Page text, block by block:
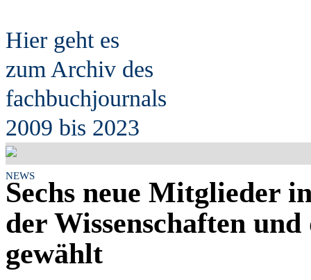
Hier geht es
zum Archiv des
fachbuchjournals
2009 bis 2023
NEWS
Sechs neue Mitglieder
der Wissenschaften
gewählt